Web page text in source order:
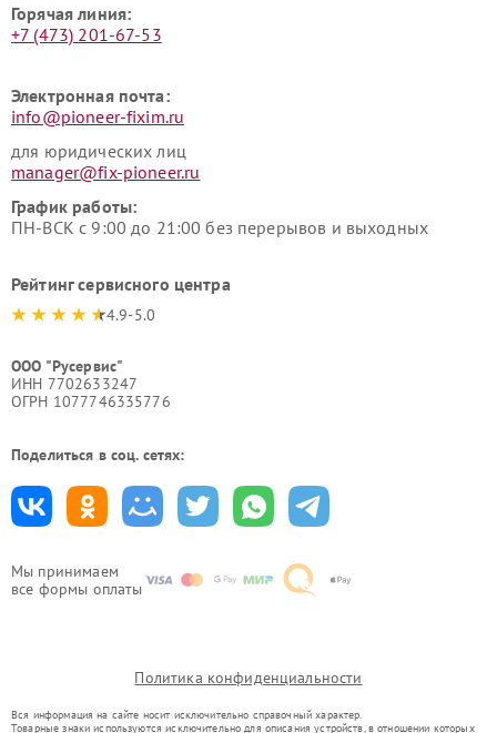
Мы принимаем
все формы оплаты
Горячая линия:
+7 (473) 201-67-53
Электронная почта:
info@pioneer-fixim.ru
для юридических лиц
manager@fix-pioneer.ru
График работы:
ПН-ВСК с 9:00 до 21:00 без перерывов и выходных
Рейтинг сервисного центра
4.9-5.0
ООО "Русервис"
ИНН 7702633247
ОГРН 1077746335776
Поделиться в соц. сетях:
Политика конфиденциальности
Вся информация на сайте носит исключительно справочный характер.
Товарные знаки используются исключительно для описания устройств, в отношении которых